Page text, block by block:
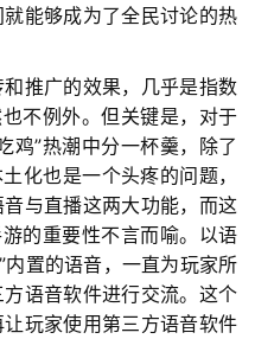
就能够成为了全民讨论的热
推广的效果，几乎是指数
不例外。但关键是，对于
鸡”热潮中分一杯羹，除了
化也是一个头疼的问题，
与直播这两大功能，而这
的重要性不言而喻。以语
内置的语音，一直为玩家所
语音软件进行交流。这个
玩家使用第三方语音软件